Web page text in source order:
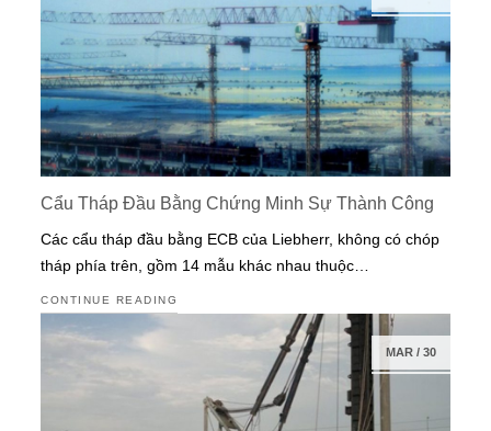
Cẩu Tháp Đầu Bằng Chứng Minh Sự Thành Công
Các cẩu tháp đầu bằng ECB của Liebherr, không có chóp
tháp phía trên, gồm 14 mẫu khác nhau thuộc…
CONTINUE READING
MAR/ 30